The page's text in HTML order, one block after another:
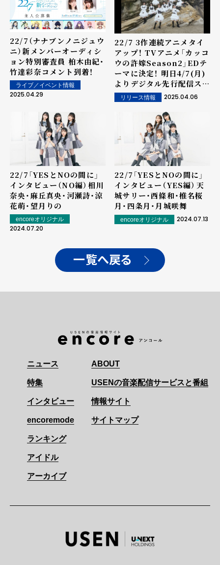
22/7（ナナブンノニジュウ
ニ）新メンバーオーディシ
ョン特別審査員 柏木由紀・
竹達彩奈コメント到着！
ライブ／イベント情報
2025.04.29
22/7 3作連続アニメタイ
アップ！ TVアニメ「カッコ
ウの許嫁Season2」EDテ
ーマに決定！ 明日4/7(月)
よりデジタル先行配信スタ
ート！
リリース情報 2025.04.06
22/7「YESとNOの間に」
インタビュー（NO編）――相川
奈央・麻丘真央・河瀬詩・涼
花萌・望月りの
encoreオリジナル
2024.07.20
22/7「YESとNOの間に」
インタビュー（YES編）――天
城サリー・西條和・椎名桜
月・四条月・月城咲舞
encoreオリジナル 2024.07.13
一覧へ戻る
ニュース
特集
インタビュー
encoremode
ランキング
アイドル
アーカイブ
ABOUT
USENの音楽配信サービスと番組
情報サイト
サイトマップ